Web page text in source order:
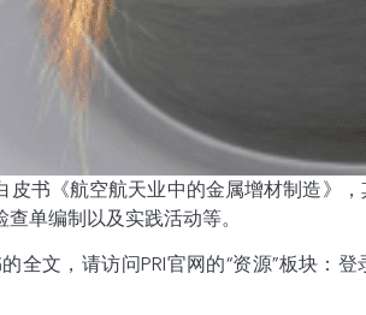
书《航空航天业中的金属增材制造》
单编制以及实践活动等。
全文，请访问PRI官网的“资源”板块：登